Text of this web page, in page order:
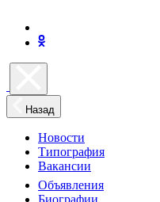
Назад
Новости
Типография
Вакансии
Объявления
Биографии